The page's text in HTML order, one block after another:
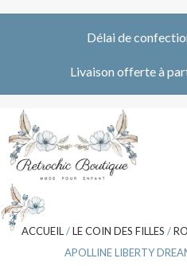
Délai de
Livaison offerte à
ACCUEIL /LE COIN DES FILLES /
APOLLINE LIBERTY